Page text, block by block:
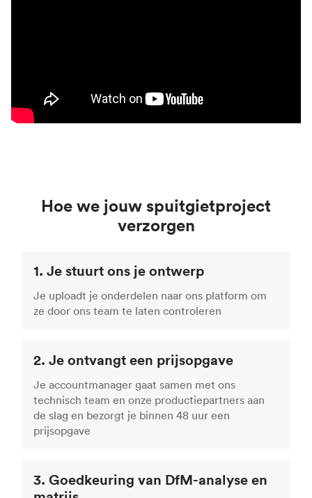
Hoe we jouw spuitgietproject
verzorgen
1. Je stuurt ons je ontwerp
Je uploadt je onderdelen naar ons platform om
ze door ons team te laten controleren
2. Je ontvangt een prijsopgave
Je accountmanager gaat samen met ons
technisch team en onze productiepartners aan
de slag en bezorgt je binnen 48 uur een
prijsopgave
3. Goedkeuring van DfM-analyse en